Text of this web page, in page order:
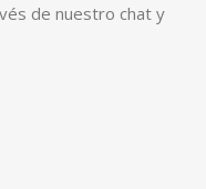
de nuestro chat y